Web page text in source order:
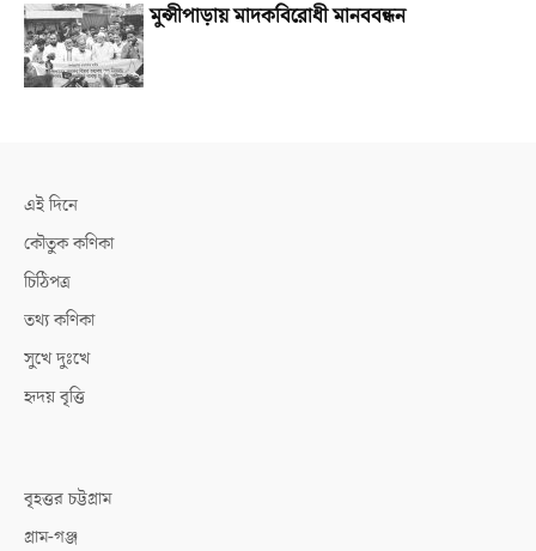
মুন্সীপাড়ায় মাদকবিরোধী মানববন্ধন
এই দিনে
কৌতুক কণিকা
চিঠিপত্র
তথ্য কণিকা
সুখে দুঃখে
হৃদয় বৃত্তি
বৃহত্তর চট্টগ্রাম
গ্রাম-গঞ্জ